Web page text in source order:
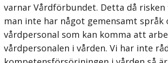
varnar Vårdförbundet. Detta då
man inte har något gemensamt
vårdpersonal som kan komma att
vårdpersonalen i vården. Vi har inte